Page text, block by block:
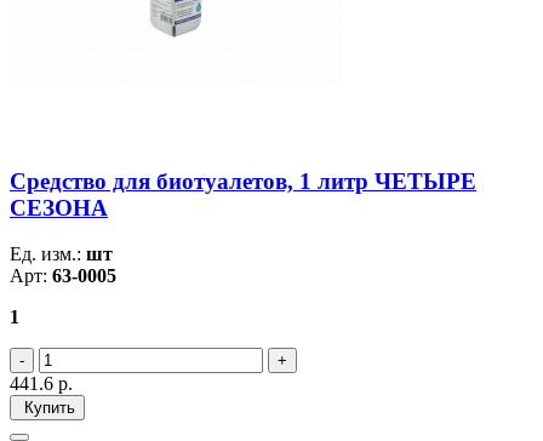
Средство для биотуалетов, 1 литр ЧЕТЫРЕ
СЕЗОНА
Ед. изм.: шт
Арт: 63-0005
1
441.6 р.
Купить